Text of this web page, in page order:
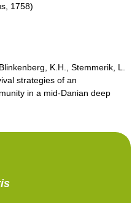
1758)
K.H., Stemmerik, L.
strategies of an
in a mid-Danian deep